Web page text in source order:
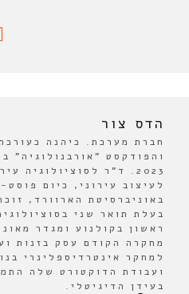
הדס צור
חברת מערכת. כיהנה
2023. ד"ר לסוציולוגיה
לעיצוב עירוני, כיום
באוניברסיטת הארוורד,
בעלת תואר שני
ראשון בקולנוע ומגדר
מחקרה הקודם עסק בזנות
למחקר אינטרדיספלינרי
ועבודת הדוקטורט שלה
בעידן הדיגיטלי.